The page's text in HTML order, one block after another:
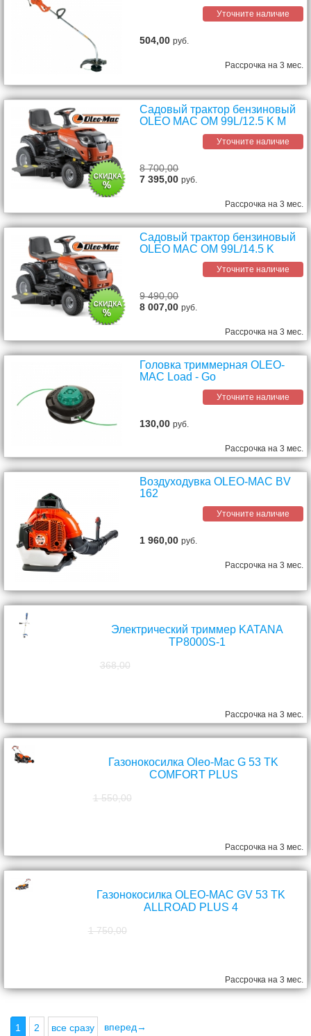
Уточните наличие
504,00руб.
Рассрочка на 3 мес.
Садовый трактор бензиновый
OLEO MAC OM 99L/12.5 K M
Уточните наличие
8 700,00
7 395,00руб.
Рассрочка на 3 мес.
Садовый трактор бензиновый
OLEO MAC OM 99L/14.5 K
Уточните наличие
9 490,00
8 007,00руб.
Рассрочка на 3 мес.
Головка триммерная OLEO-
MAC Load - Go
Уточните наличие
130,00руб.
Рассрочка на 3 мес.
Воздуходувка OLEO-MAC BV
162
Уточните наличие
1 960,00руб.
Рассрочка на 3 мес.
Электрический триммер KATANA
TP8000S-1
368,00
Рассрочка на 3 мес.
Газонокосилка Oleo-Mac G 53 TK
COMFORT PLUS
1 550,00
Рассрочка на 3 мес.
Газонокосилка OLEO-MAC GV 53 TK
ALLROAD PLUS 4
1 750,00
Рассрочка на 3 мес.
1 2 все сразу вперед→